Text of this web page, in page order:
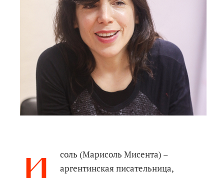
соль (Марисоль Мисента) –
аргентинская писательница,